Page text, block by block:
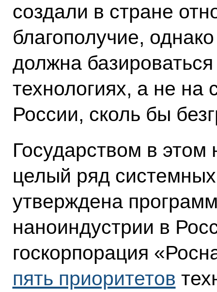
создали в стране
благополучие,
должна
технологиях, а не
России, сколь бы
Государством в этом
целый ряд
утверждена
наноиндустрии в
госкорпорация
пять приоритетов